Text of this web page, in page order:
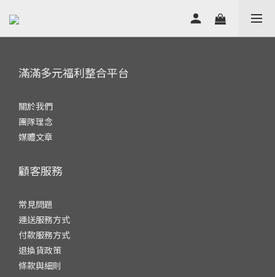
滿滿多元福利整合平台
關於我們
團隊理念
媒體文章
顧客服務
常見問題
運送服務方式
付款服務方式
退換貨政策
條款與細則